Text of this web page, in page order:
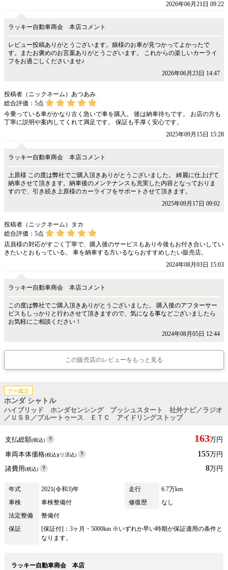
2026年06月21日 09:22
ラッキー自動車商会 本店コメント
レビュー投稿ありがとうございます。娘様のお車が見つかってよかったで
す。またお褒めのお言葉ありがとうございます。 これからの楽しいカーライ
フをお過ごしくださいませ♪
2026年06月23日 14:47
投稿者（ニックネーム）あつあみ
総合評価： 5点
今乗っている車がかなり古く急いで車を購入。 後は納車待ちです。 お店の方も
丁寧に説明や案内してくれて満足です。 保証も手厚く安心です。
2025年09月15日 15:28
ラッキー自動車商会 本店コメント
上原様 この度は弊社でご購入頂きありがとうございました。 綺麗に仕上げて
納車させて頂きます。納車後のメンテナンスも充実した内容となっておりま
すので、引き続き上原様のカーライフをサポートさせて頂きます。
2025年09月17日 09:02
投稿者（ニックネーム）タカ
総合評価： 5点
店員様の対応がすごく丁寧で、購入後のサービスもあり今後もお付き合いしてい
きたいとおもっている。 車を納車する方いるならおすすめしたい販売店。
2024年08月03日 15:03
ラッキー自動車商会 本店コメント
この度は弊社でご購入頂きありがとうございました。 購入後のアフターサー
ビスもしっかりと行わさせて頂きますので、気になる事などございましたら
お気軽にご相談ください！
2024年08月05日 12:44
この販売店のレビューをもっと見る
グー鑑定
ホンダ シャトル
ハイブリッド ホンダセンシング プッシュスタート 社外ナビ／ラジオ
／ＵＳＢ／ブルートゥース ＥＴＣ アイドリングストップ
支払総額(税込) 163万円
車両本体価格(税込)(リ済込) 155万円
諸費用(税込) 8万円
年式 2021(令和3)年 走行
6.7万km
車検
車検整備付 修復歴
なし
法定整備
整備付
保証
[保証付]：3ヶ月・5000km ※いずれか早い時期が保証適用の条件と
なります。
ラッキー自動車商会 本店